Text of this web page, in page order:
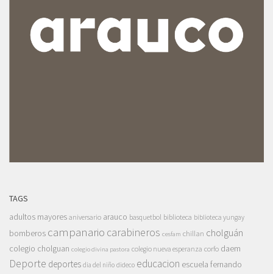
TAGS
adultos mayores aniversario arauco basquetbol biblioteca biblioteca yungay
bomberos campanario carabineros cesfam chillan cholguán
colegio cholguan colegio divina pastora colegio nueva esperanza corfo daem
Deporte deportes dia del niño dideco educacion escuela fernando